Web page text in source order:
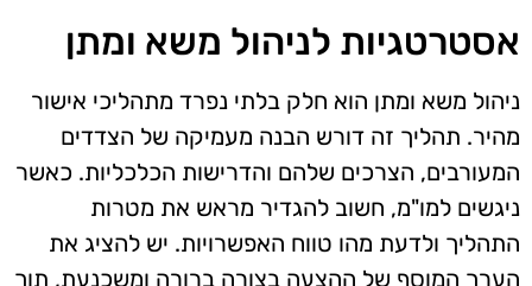
אסטרטגיות לניהול משא ומתן
ניהול משא ומתן הוא חלק בלתי נפרד מתהליכי אישור
מהיר. תהליך זה דורש הבנה מעמיקה של הצדדים
המעורבים, הצרכים שלהם והדרישות הכלכליות. כאשר
ניגשים למו"מ, חשוב להגדיר מראש את מטרות
התהליך ולדעת מהו טווח האפשרויות. יש להציג את
הערך המוסף של ההצעה בצורה ברורה ומשכנעת, תוך